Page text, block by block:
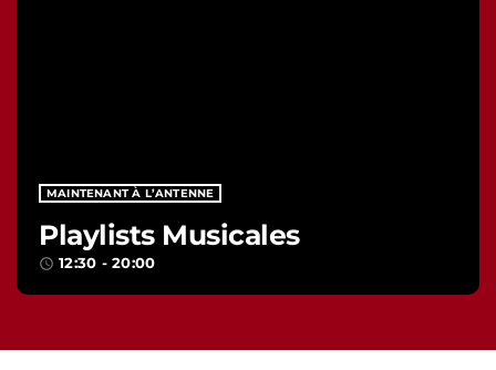
MAINTENANT À L’ANTENNE
Playlists Musicales
access_time 12:30 - 20:00